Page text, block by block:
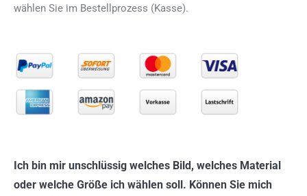
wählen Sie im Bestellprozess (Kasse).
Ich bin mir unschlüssig welches Bild, welches Material
oder welche Größe ich wählen soll. Können Sie mich